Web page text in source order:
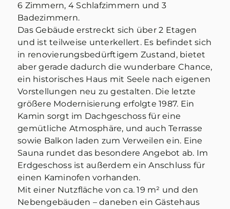
6 Zimmern, 4 Schlafzimmern und 3
Badezimmern.
Das Gebäude erstreckt sich über 2 Etagen
und ist teilweise unterkellert. Es befindet sich
in renovierungsbedürftigem Zustand, bietet
aber gerade dadurch die wunderbare Chance,
ein historisches Haus mit Seele nach eigenen
Vorstellungen neu zu gestalten. Die letzte
größere Modernisierung erfolgte 1987. Ein
Kamin sorgt im Dachgeschoss für eine
gemütliche Atmosphäre, und auch Terrasse
sowie Balkon laden zum Verweilen ein. Eine
Sauna rundet das besondere Angebot ab. Im
Erdgeschoss ist außerdem ein Anschluss für
einen Kaminofen vorhanden.
Mit einer Nutzfläche von ca. 19 m² und den
Nebengebäuden – daneben ein Gästehaus